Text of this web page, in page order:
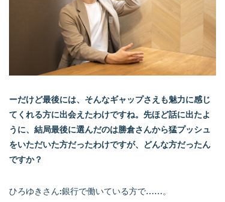
ーだけど最後には、そんなギャップさえも魅力に感じ
てくれる方に出会えたわけですね。先ほど話に出たよ
うに、結局最後に選んだのは勝倉さんから猛プッシュ
をいただいた方だったわけですが、どんな方だったん
ですか？
ひろゆきさん:銀行で働いている方で……。